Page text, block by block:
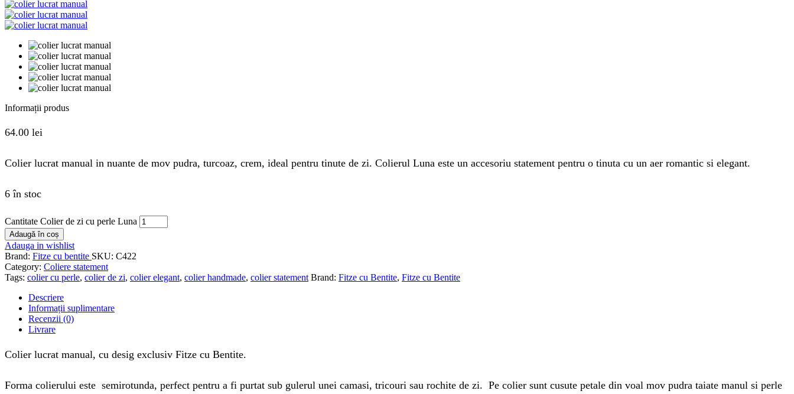
Informații produs
64.00 lei
Colier lucrat manual in nuante de mov pudra, turcoaz, crem, ideal pentru tinute de zi. Colierul Luna este un accesoriu statement pentru o tinuta cu un aer romantic si elegant.
6 în stoc
Cantitate Colier de zi cu perle Luna
Adaugă în coș
Adauga in wishlist
Brand: Fitze cu bentite SKU: C422
Category: Coliere statement
Tags: colier cu perle, colier de zi, colier elegant, colier handmade, colier statement Brand: Fitze cu Bentite, Fitze cu Bentite
Descriere
Informații suplimentare
Recenzii (0)
Livrare
Colier lucrat manual, cu desig exclusiv Fitze cu Bentite.
Forma colierului este semirotunda, perfect pentru a fi purtat sub gulerul unei camasi, tricouri sau rochite de zi. Pe colier sunt cusute petale din voal mov pudra taiate manul si perle